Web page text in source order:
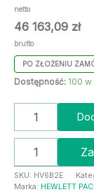
netto
46 163,09 zł
brutto
PO ZŁOŻENIU
Dostępność: 100
SKU: HV6B2E
Marka: HEWLETT